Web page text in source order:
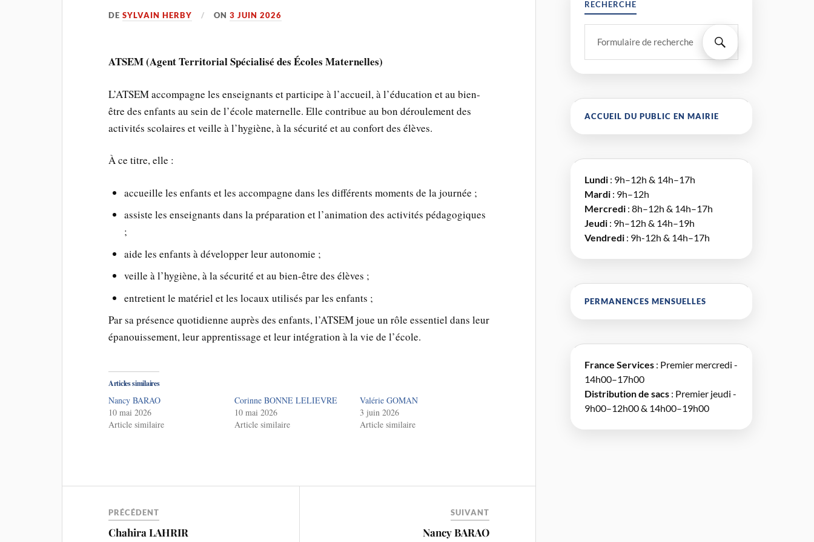
DESYLVAIN HERBY ON3 JUIN 2026
ATSEM (Agent Territorial Spécialisé des Écoles Maternelles)
L’ATSEM accompagne les enseignants et participe à l’accueil, à l’éducation et au bien-
être des enfants au sein de l’école maternelle. Elle contribue au bon déroulement des
activités scolaires et veille à l’hygiène, à la sécurité et au confort des élèves.
À ce titre, elle :
accueille les enfants et les accompagne dans les différents moments de la journée ;
assiste les enseignants dans la préparation et l’animation des activités pédagogiques
;
aide les enfants à développer leur autonomie ;
veille à l’hygiène, à la sécurité et au bien-être des élèves ;
entretient le matériel et les locaux utilisés par les enfants ;
Par sa présence quotidienne auprès des enfants, l’ATSEM joue un rôle essentiel dans leur
épanouissement, leur apprentissage et leur intégration à la vie de l’école.
Articles similaires
Nancy BARAO
10 mai 2026
Article similaire
Corinne BONNE LELIEVRE
10 mai 2026
Article similaire
Valérie GOMAN
3 juin 2026
Article similaire
PRÉCÉDENT
Chahira LAHRIR
SUIVANT
Nancy BARAO
RECHERCHE
ACCUEIL DU PUBLIC EN MAIRIE
Lundi : 9h–12h & 14h–17h
Mardi : 9h–12h
Mercredi : 8h–12h & 14h–17h
Jeudi : 9h–12h & 14h–19h
Vendredi : 9h-12h & 14h–17h
PERMANENCES MENSUELLES
France Services : Premier mercredi -
14h00–17h00
Distribution de sacs : Premier jeudi -
9h00–12h00 & 14h00–19h00